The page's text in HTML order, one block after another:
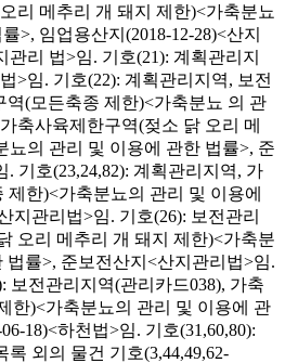
리 메추리 개 돼지 제한)<가축분뇨
>, 임업용산지(2018-12-28)<산지
리 법>임. 기호(21): 계획관리지
>임. 기호(22): 계획관리지역, 보전
역(모든축종 제한)<가축분뇨 의 관
축사육제한구역(젖소 닭 오리 메
뇨의 관리 및 이용에 관한 법률>, 준
. 기호(23,24,82): 계획관리지역, 가
한)<가축분뇨의 관리 및 이용에
지관리법>임. 기호(26): 보전관리
오리 메추리 개 돼지 제한)<가축분
법률>, 준보전산지<산지관리법>임.
보전관리지역(관리카드038), 가축
한)<가축분뇨의 관리 및 이용에 관
18)<하천법>임. 기호(31,60,80):
록 외의 물건 기호(3,44,49,62-